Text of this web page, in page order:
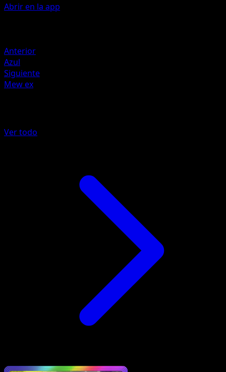
Abrir en la app
Anterior
Azul
Siguiente
Mew ex
Ver todo